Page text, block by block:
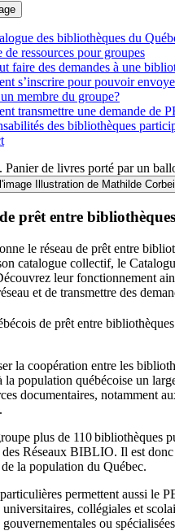
des bibliothèques du
de ressources pour groupes
faire des demandes à une
s’inscrire pour pouvoir
membre du groupe?
transmettre une demande de
des bibliothèques
Illustration de Mathilde Corbeil
prêt entre
le réseau de prêt entre
catalogue collectif, le
leur fonctionnement
et de transmettre des
de prêt entre
la coopération entre les
population québécoise un
documentaires, notamment
plus de 110bibliothèques
Réseaux BIBLIO. Il est donc
la population du Québec.
permettent aussi le
collégiales et
ou